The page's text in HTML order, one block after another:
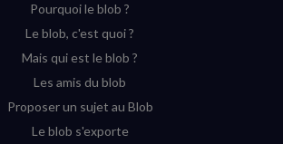
Instagram
(nouvelle
Facebook
(nouvelle
Pourquoi le blob ?
Le blob, c'est quoi ?
Mais qui est le blob ?
Les amis du blob
Proposer un sujet au Blob
Le blob s'exporte